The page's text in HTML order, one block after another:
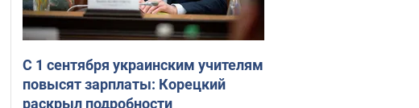
С 1 сентября украинским учителям
повысят зарплаты: Корецкий
раскрыл подробности